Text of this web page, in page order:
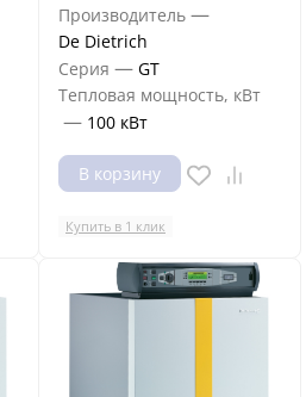
Производитель —
De Dietrich
Серия — GT
Тепловая мощность, кВт
— 100 кВт
В корзину
Купить в 1 клик